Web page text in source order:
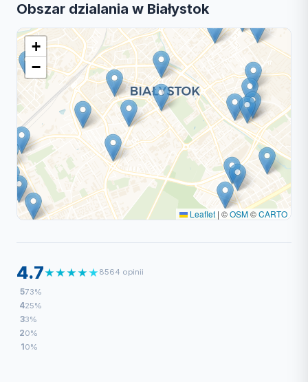
Obszar dzialania w Białystok
+
−
Leaflet | ©OSM©CARTO
4.7★★★★★ 8564 opinii
573%
425%
33%
20%
10%